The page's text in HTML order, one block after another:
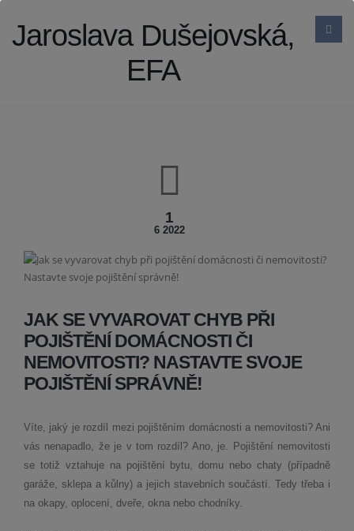
Jaroslava Dušejovská,
EFA
1
6 2022
JAK SE VYVAROVAT CHYB PŘI
POJIŠTĚNÍ DOMÁCNOSTI ČI
NEMOVITOSTI? NASTAVTE SVOJE
POJIŠTĚNÍ SPRÁVNĚ!
Víte, jaký je rozdíl mezi pojištěním domácnosti a nemovitosti? Ani
vás nenapadlo, že je v tom rozdíl? Ano, je. Pojištění nemovitosti
se totiž vztahuje na pojištění bytu, domu nebo chaty (případně
garáže, sklepa a kůlny) a jejich stavebních součástí. Tedy třeba i
na okapy, oplocení, dveře, okna nebo chodníky.